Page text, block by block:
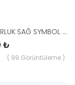
ÖN ÇAMURLUK SAĞ SYMBOL 2013- RN1G02AR-YS
₺
( 99 Görüntüleme )